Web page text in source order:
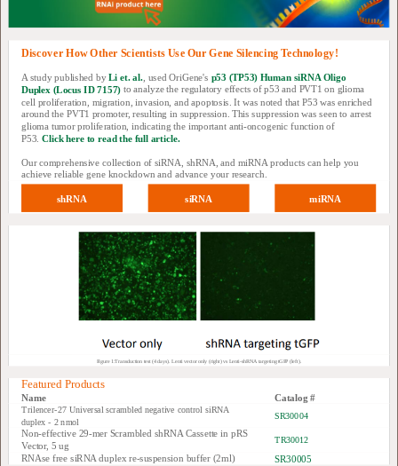
Discover How Other Scientists Use Our Gene Silencing Technology!
A study published byLi et. al., used OriGene's p53 (TP53) Human siRNA Oligo
Duplex (Locus ID 7157)to analyze the regulatory effects of p53 and PVT1 on glioma
cell proliferation, migration, invasion, and apoptosis. It was noted that P53 was enriched
around the PVT1 promoter, resulting in suppression. This suppression was seen to arrest
glioma tumor proliferation, indicating the important anti-oncogenic function of
P53. Click here to read the full article.
Our comprehensive collection of siRNA, shRNA, and miRNA products can help you
achieve reliable gene knockdown and advance your research.
shRNA siRNA miRNA
Figure 1:Transduction test (4 days). Lenti vector only (right) vs Lenti-shRNA targeting tGFP (left).
Featured Products
Name Catalog #
Trilencer-27 Universal scrambled negative control siRNA
duplex - 2 nmol
SR30004
Non-effective 29-mer Scrambled shRNA Cassette in pRS
Vector, 5 ug
TR30012
RNAse free siRNA duplex re-suspension buffer (2ml) SR30005